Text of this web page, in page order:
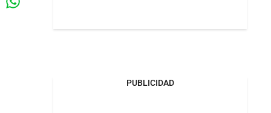
PUBLICIDAD